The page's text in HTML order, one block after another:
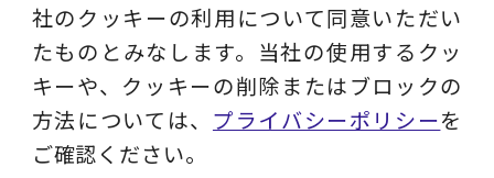
動画ライブラリ
採用サイト
プライバシーポリシー
社のクッキーの利用について同意いただい
たものとみなします。当社の使用するクッ
キーや、クッキーの削除またはブロックの
方法については、 プライバシーポリシーを
ご確認ください。